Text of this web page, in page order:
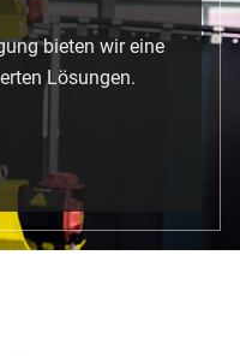
bieten wir eine
Lösungen.